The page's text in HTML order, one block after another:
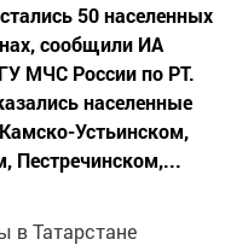
50 населенных
сообщили ИА
МЧС России по РТ.
населенные
Устьинском,
Пестречинском,...
в Татарстане